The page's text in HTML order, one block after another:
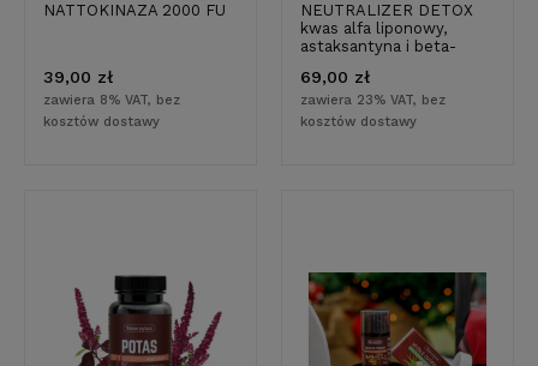
NATTOKINAZA 2000 FU
39,00 zł
zawiera 8% VAT, bez
kosztów dostawy
NEUTRALIZER DETOX
kwas alfa liponowy,
astaksantyna i beta-
69,00 zł
zawiera 23% VAT, bez
kosztów dostawy